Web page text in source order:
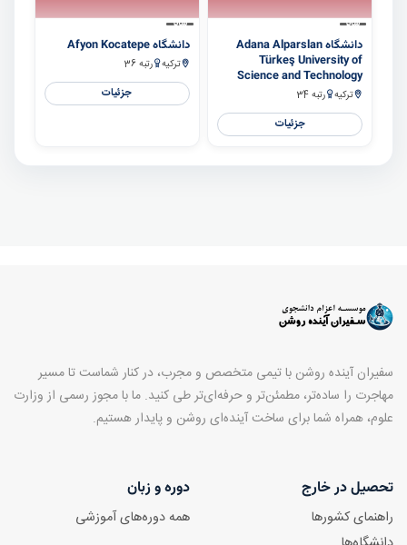
سایر
دانشگاه Adana Alparslan
Türkeş University of
Science and Technology
ترکیه رتبه 34
جزئیات
سایر
دانشگاه Afyon Kocatepe
ترکیه رتبه 36
جزئیات
سفیران آینده روشن با تیمی متخصص و مجرب، در کنار شماست تا مسیر
مهاجرت را ساده‌تر، مطمئن‌تر و حرفه‌ای‌تر طی کنید. ما با مجوز رسمی از وزارت
علوم، همراه شما برای ساخت آینده‌ای روشن و پایدار هستیم.
تحصیل در خارج
راهنمای کشورها
دوره و زبان
همه دوره‌های آموزشی